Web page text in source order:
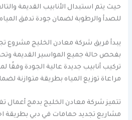
حيث يتم استبدال الأنابيب القديمة
للصدأ والرطوبة لضمان جودة تدفق
يبدأ فريق شركة معادن الخليج مشروع
بفحص حالة جميع المواسير القديمة
تركيب أنابيب جديدة عالية الجودة وفقًا
مراعاة توزيع المياه بطريقة متوازنة
تتميز شركة معادن الخليج بدمج أعمال
مشاريع تجديد حمامات في دبي بطريقة